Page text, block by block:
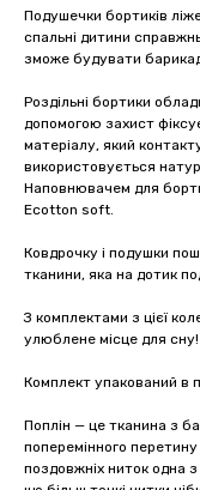
Подушечки бортиків
спальні дитини
зможе будувати
Роздільні бортики
допомогою захист
матеріалу, який
використовується
Наповнювачем для
Ecotton soft.
Ковдрочку і подушки
тканини, яка на дотик
З комплектами з цієї
улюблене місце для сну!
Комплект упакований в
Поплін — це тканина з
поперемінного
поздовжніх ниток одна